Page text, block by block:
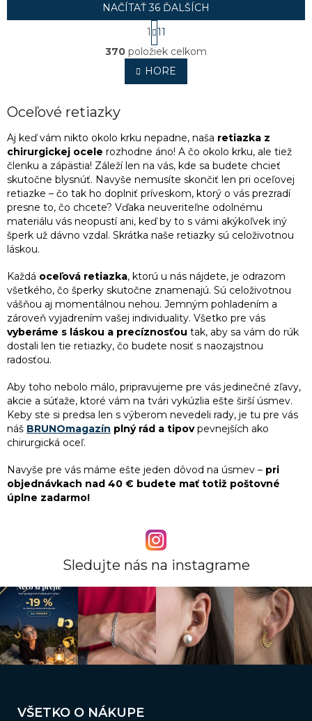
O
v
l
á
i
e
p
r
v
k
y
v
ý
i
s
u
NAČÍTAŤ 36 ĎALŠÍCH
S
t
r
á
n
k
i
e
1
11
370 položiek celkom
HORE
Oceľové retiazky
Aj keď vám nikto okolo krku nepadne, naša retiazka z
chirurgickej ocele rozhodne áno! A čo okolo krku, ale tiež
členku a zápästia! Záleží len na vás, kde sa budete chcieť
skutočne blysnúť. Navyše nemusíte skončiť len pri oceľovej
retiazke – čo tak ho doplniť príveskom, ktorý o vás prezradí
presne to, čo chcete? Vďaka neuveriteľne odolnému
materiálu vás neopustí ani, keď by to s vámi akýkoľvek iný
šperk už dávno vzdal. Skrátka naše retiazky sú celoživotnou
láskou.
Každá oceľová retiazka, ktorú u nás nájdete, je odrazom
všetkého, čo šperky skutočne znamenajú. Sú celoživotnou
vášňou aj momentálnou nehou. Jemným pohladením a
zároveň vyjadrením vašej individuality. Všetko pre vás
vyberáme s láskou a precíznosťou tak, aby sa vám do rúk
dostali len tie retiazky, čo budete nosiť s naozajstnou
radosťou.
Aby toho nebolo málo, pripravujeme pre vás jedinečné zľavy,
akcie a súťaže, ktoré vám na tvári vykúzlia ešte širší úsmev.
Keby ste si predsa len s výberom nevedeli rady, je tu pre vás
náš BRUNOmagazín plný rád a tipovpevnejších ako
chirurgická oceľ.
Navyše pre vás máme ešte jeden dôvod na úsmev – pri
objednávkach nad 40 € budete mať totiž poštovné
úplne zadarmo!
Sledujte nás na instagrame
VŠETKO O NÁKUPE